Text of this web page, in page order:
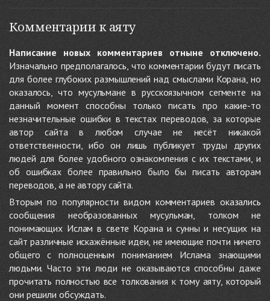
Комментарии к аяту
Написание новых комментариев отныне отключено.
Изначально предполагалось, что комментарии будут писать
для более глубоких размышлений над смыслами Корана, но
оказалось, что мусульмане в русскоязычном сегменте на
данный момент способны только писать про какие-то
незначительные ошибки в текстах переводов, за которые
автор сайта в любом случае не несёт никакой
ответственности, ибо он лишь публикует труды других
людей для более удобного ознакомления с их текстами, и
об ошибках более правильно было бы писать авторам
переводов, а не автору сайта.
Вторым по популярности видом комментариев оказались
сообщения необразованных мусульман, толком не
понимающих Ислам в свете Корана и сунны и несущих на
сайт различные искажённые идеи, не имеющие почти ничего
общего с полноценным пониманием Ислама знающими
людьми. Часто эти люди не оказываются способны даже
прочитать полностью все толкования к тому аяту, который
они решили обсуждать.